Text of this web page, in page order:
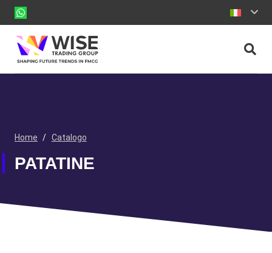
Home / Catalogo
PATATINE